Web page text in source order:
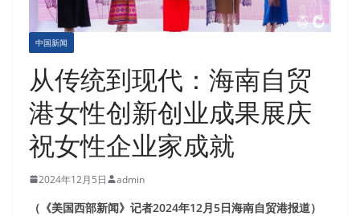
中国新闻
从传统到现代：海南自贸
港女性创新创业成果展庆
祝女性企业家成就
2024年12月5日 admin
（《美国西部新闻》记者2024年12月5日海南自贸港报道）